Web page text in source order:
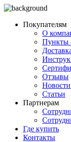
Покупателям
О
Пункты
Отзывы
Статьи
Партнерам
Где купить
Контакты